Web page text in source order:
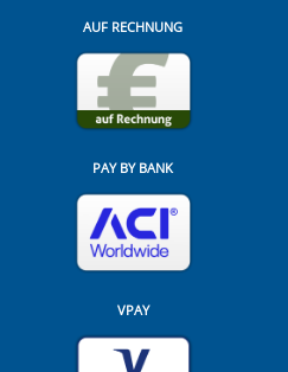
AUF RECHNUNG
PAY BY BANK
VPAY